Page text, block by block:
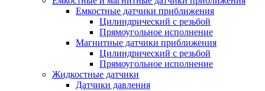
Емкостные датчики приближения
Цилиндрический с резьбой
Прямоугольное исполнение
Магнитные датчики приближения
Цилиндрический с резьбой
Прямоугольное исполнение
Жидкостные датчики
Датчики давления